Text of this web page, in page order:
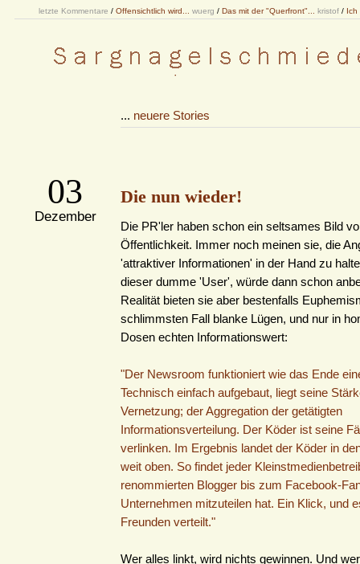
letzte Kommentare / Offensichtlich wird... wuerg / Das mit der "Querfront"... kristof / Ich
... neuere Stories
03
Dezember
Die nun wieder!
Die PR'ler haben schon ein seltsames Bild
Öffentlichkeit. Immer noch meinen sie, die
'attraktiver Informationen' in der Hand zu
dieser dumme 'User', würde dann schon
Realität bieten sie aber bestenfalls
schlimmsten Fall blanke Lügen, und nur in
Dosen echten Informationswert:
"Der Newsroom funktioniert wie das Ende
Technisch einfach aufgebaut, liegt seine
Vernetzung; der Aggregation der getätigten
Informationsverteilung. Der Köder ist seine
verlinken. Im Ergebnis landet der Köder in
weit oben. So findet jeder
renommierten Blogger bis zum Facebook-
Unternehmen mitzuteilen hat. Ein Klick, und
Freunden verteilt."
Wer alles linkt, wird nichts gewinnen. Und